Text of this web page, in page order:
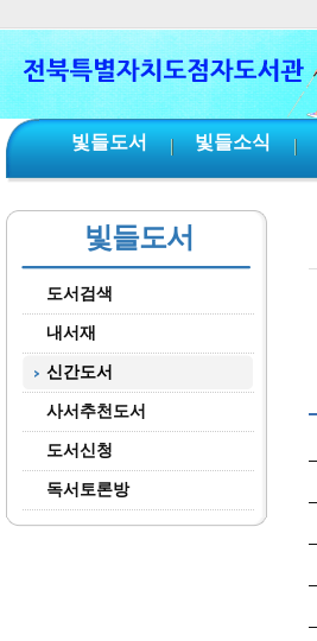
빛들도서 빛들소식
빛들도서
도서검색
내서재
신간도서
사서추천도서
도서신청
독서토론방